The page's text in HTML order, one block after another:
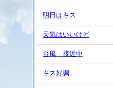
明日はキス
天気はいいけど
台風 接近中
キス好調